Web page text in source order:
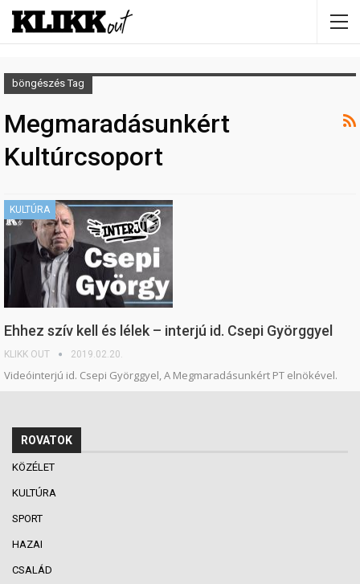
böngészés Tag
Megmaradásunkért
Kultúrcsoport
KULTÚRA
Ehhez szív kell és lélek – interjú id. Csepi Györggyel
KLIKK OUT 2019.02.20.
Videóinterjú id. Csepi Györggyel, A Megmaradásunkért PT elnökével.
ROVATOK
KÖZÉLET
KULTÚRA
SPORT
HAZAI
CSALÁD